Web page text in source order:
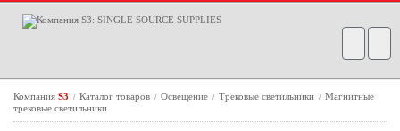
Компания S3 / Каталог товаров / Освещение / Трековые светильники / Магнитные
трековые светильники